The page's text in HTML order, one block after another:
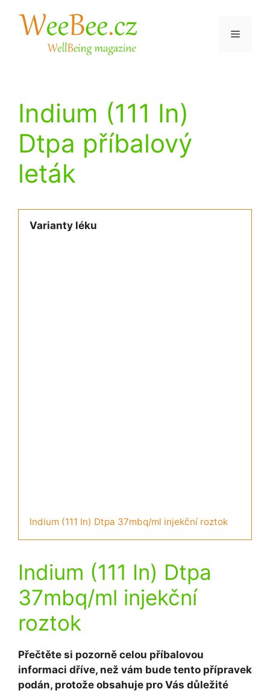
obsah
Menu
Indium (111 In)
Dtpa příbalový
leták
Varianty léku
Indium (111 In) Dtpa 37mbq/ml injekční roztok
Indium (111 In) Dtpa
37mbq/ml injekční
roztok
Přečtěte si pozorně celou příbalovou
informaci dříve, než vám bude tento přípravek
podán, protože obsahuje pro Vás důležité